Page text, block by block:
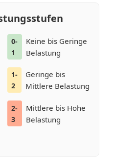
0-
1
Keine bis Geringe
Belastung
1-
2
Geringe bis
Mittlere Belastung
2-
3
Mittlere bis Hohe
Belastung